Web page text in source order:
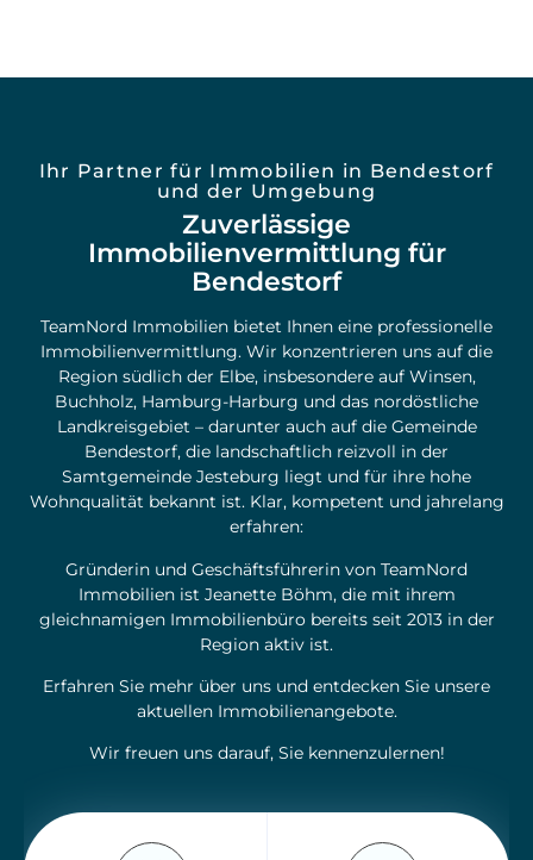
Ihr Partner für Immobilien in Bendestorf
und der Umgebung
Zuverlässige
Immobilienvermittlung für
Bendestorf
TeamNord Immobilien bietet Ihnen eine professionelle
Immobilienvermittlung. Wir konzentrieren uns auf die
Region südlich der Elbe, insbesondere auf Winsen,
Buchholz, Hamburg-Harburg und das nordöstliche
Landkreisgebiet – darunter auch auf die Gemeinde
Bendestorf, die landschaftlich reizvoll in der
Samtgemeinde Jesteburg liegt und für ihre hohe
Wohnqualität bekannt ist. Klar, kompetent und jahrelang
erfahren:
Gründerin und Geschäftsführerin von TeamNord
Immobilien ist Jeanette Böhm, die mit ihrem
gleichnamigen Immobilienbüro bereits seit 2013 in der
Region aktiv ist.
Erfahren Sie mehr über uns und entdecken Sie unsere
aktuellen Immobilienangebote.
Wir freuen uns darauf, Sie kennenzulernen!